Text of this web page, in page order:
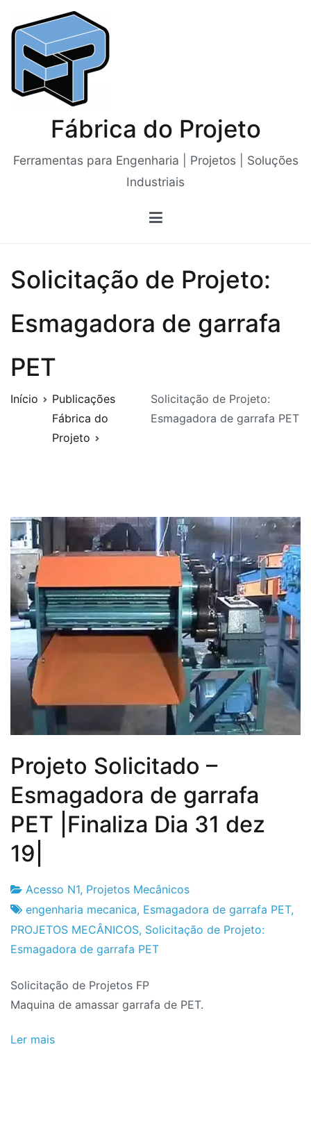
para
conteúdo
Fábrica do Projeto
Ferramentas para Engenharia | Projetos | Soluções
Industriais
Solicitação de Projeto:
Esmagadora de garrafa
PET
Início
Publicações
Fábrica do
Projeto
Solicitação de Projeto:
Esmagadora de garrafa PET
Projeto Solicitado –
Esmagadora de garrafa
PET |Finaliza Dia 31 dez
19|
Fabrica
do
Projeto
11
de
Dezembro
2018
Acesso N1, Projetos Mecânicos
engenharia mecanica, Esmagadora de garrafa PET,
PROJETOS MECÂNICOS, Solicitação de Projeto:
Esmagadora de garrafa PET
Solicitação de Projetos FP
Maquina de amassar garrafa de PET.
Ler mais